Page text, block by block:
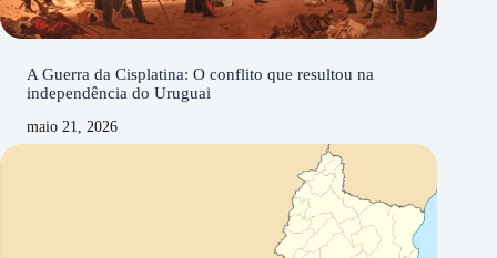
A Guerra da Cisplatina: O conflito que resultou na
independência do Uruguai
maio 21, 2026